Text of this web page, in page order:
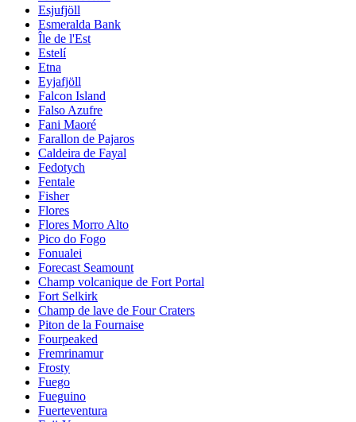
Esjufjöll
Esmeralda Bank
Île de l'Est
Estelí
Etna
Eyjafjöll
Falcon Island
Falso Azufre
Fani Maoré
Farallon de Pajaros
Caldeira de Fayal
Fedotych
Fentale
Fisher
Flores
Flores Morro Alto
Pico do Fogo
Fonualei
Forecast Seamount
Champ volcanique de Fort Portal
Fort Selkirk
Champ de lave de Four Craters
Piton de la Fournaise
Fourpeaked
Fremrinamur
Frosty
Fuego
Fueguino
Fuerteventura